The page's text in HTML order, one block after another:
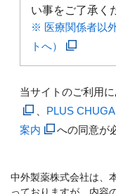
い事をご了承く
※ 医療関係者以
トへ）
当サイトのご利用に
PLUS
案内
への同意が
中外製薬株式会社は、
っておりますが、内容